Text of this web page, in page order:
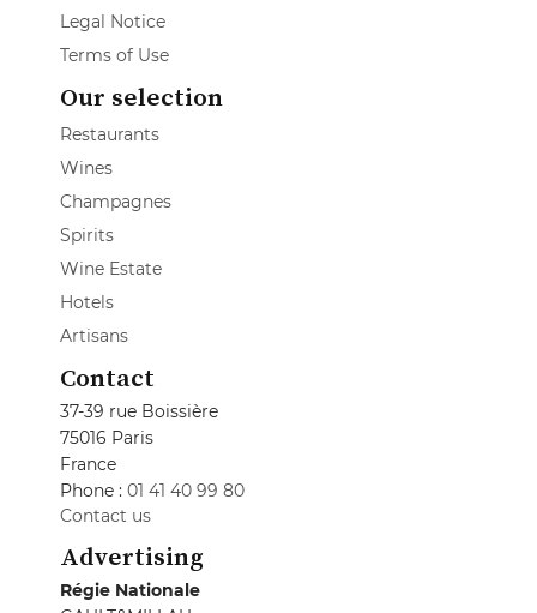
Legal Notice
Terms of Use
Our selection
Restaurants
Wines
Champagnes
Spirits
Wine Estate
Hotels
Artisans
Contact
37-39 rue Boissière
75016 Paris
France
Phone : 01 41 40 99 80
Contact us
Advertising
Régie Nationale